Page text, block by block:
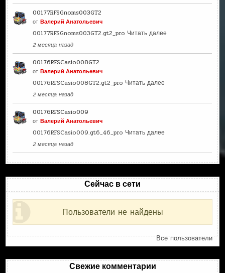
00177RFSGnoms003GT2
отВалерий Анатольевич
00177RFSGnoms003GT2.gt2_pro Читать далее
2 месяца назад
00176RFSCasio008GT2
отВалерий Анатольевич
00176RFSCasio008GT2.gt2_pro Читать далее
2 месяца назад
00176RFSCasio009
отВалерий Анатольевич
00176RFSCasio009.gt6_46_pro Читать далее
2 месяца назад
Сейчас в сети
Пользователи не найдены
Все пользователи
Свежие комментарии